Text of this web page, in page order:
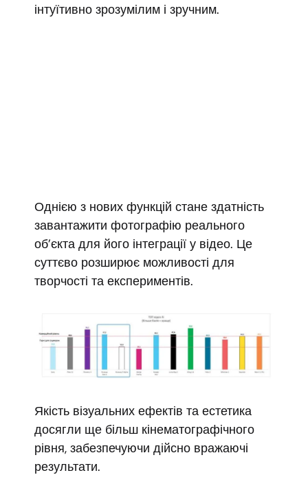
інтуїтивно зрозумілим і зручним.
Однією з нових функцій стане здатність
завантажити фотографію реального
об’єкта для його інтеграції у відео. Це
суттєво розширює можливості для
творчості та експериментів.
Якість візуальних ефектів та естетика
досягли ще більш кінематографічного
рівня, забезпечуючи дійсно вражаючі
результати.